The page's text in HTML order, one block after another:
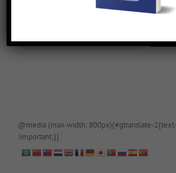
@media (max-width: 800px){#gtranslate-
!important;}}